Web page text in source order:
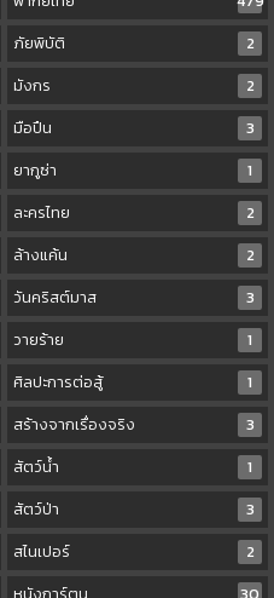
ภัยพิบัติ
2
มังกร
2
มือปืน
3
ยากูซ่า
1
ละครไทย
2
ล้างแค้น
2
วันคริสต์มาส
3
วายร้าย
1
ศิลปะการต่อสู้
1
สร้างจากเรื่องจริง
3
สัตว์น้ำ
1
สัตว์ป่า
3
สไนเปอร์
2